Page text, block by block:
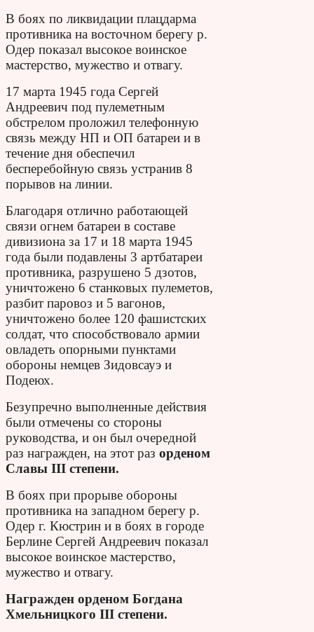
В боях по ликвидации плацдарма
противника на восточном берегу р.
Одер показал высокое воинское
мастерство, мужество и отвагу.
17 марта 1945 года Сергей
Андреевич под пулеметным
обстрелом проложил телефонную
связь между НП и ОП батареи и в
течение дня обеспечил
бесперебойную связь устранив 8
порывов на линии.
Благодаря отлично работающей
связи огнем батареи в составе
дивизиона за 17 и 18 марта 1945
года были подавлены 3 артбатареи
противника, разрушено 5 дзотов,
уничтожено 6 станковых пулеметов,
разбит паровоз и 5 вагонов,
уничтожено более 120 фашистских
солдат, что способствовало армии
овладеть опорными пунктами
обороны немцев Зидовсауэ и
Подеюх.
Безупречно выполненные действия
были отмечены со стороны
руководства, и он был очередной
раз награжден, на этот раз орденом
Славы III степени.
В боях при прорыве обороны
противника на западном берегу р.
Одер г. Кюстрин и в боях в городе
Берлине Сергей Андреевич показал
высокое воинское мастерство,
мужество и отвагу.
Награжден орденом Богдана
Хмельницкого III степени.